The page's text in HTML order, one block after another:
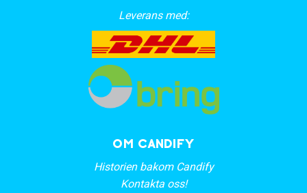
Leverans med:
OM CANDIFY
Historien bakom Candify
Kontakta oss!